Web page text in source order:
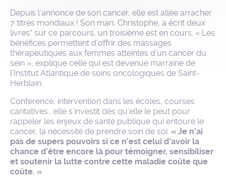
Depuis l’annonce de son cancer, elle est allée arracher
7 titres mondiaux ! Son mari, Christophe, a écrit deux
livres* sur ce parcours, un troisième est en cours. « Les
bénéfices permettent d’offrir des massages
thérapeutiques aux femmes atteintes d’un cancer du
sein », explique celle qui est devenue marraine de
l’Institut Atlantique de soins oncologiques de Saint-
Herblain.
Conférence, intervention dans les écoles, courses
caritatives… elle s’investit dès qu’elle le peut pour
rappeler les enjeux de santé publique qui entoure le
cancer, la nécessité de prendre soin de soi. « Je n’ai
pas de supers pouvoirs si ce n’est celui d’avoir la
chance d’être encore là pour témoigner, sensibiliser
et soutenir la lutte contre cette maladie coûte que
coûte. »